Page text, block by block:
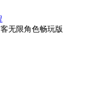
无限角色畅玩版